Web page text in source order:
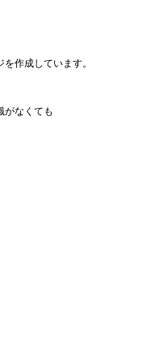
作成しています。
がなくても